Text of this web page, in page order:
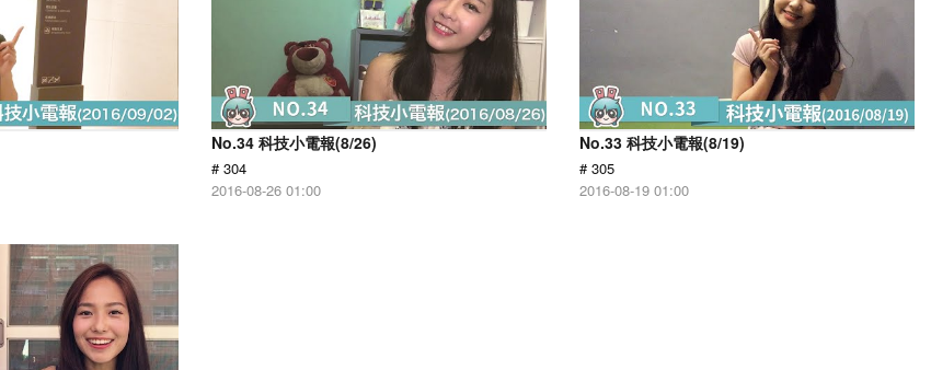
No.34 科技小電報(8/26)
# 304
2016-08-26 01:00
No.33 科技小電報(8/19)
# 305
2016-08-19 01:00